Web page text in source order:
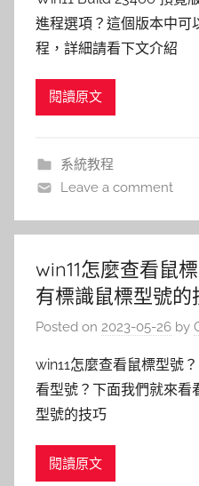
進程選項？這個版本中可
程，詳細請看下文介紹
閱讀原文
系統教程
Leave a comment
win11怎麼查看鼠
有標識鼠標型號的
Posted on 2023-05-26 by
win11怎麼查看鼠標型號
看型號？下面我們就來看
型號的技巧
閱讀原文